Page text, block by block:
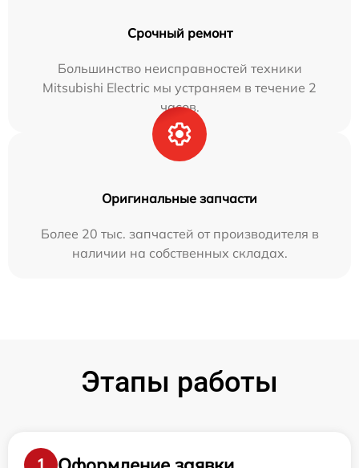
Срочный ремонт
Большинство неисправностей техники
Mitsubishi Electric мы устраняем в течение 2
часов.
Оригинальные запчасти
Более 20 тыс. запчастей от производителя в
наличии на собственных складах.
Этапы работы